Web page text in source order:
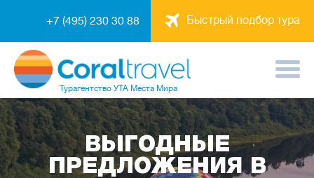
Быстрый подбор тура
+7 (495) 230 30 88
Турагентство УТА Места Мира
ВЫГОДНЫЕ
ПРЕДЛОЖЕНИЯ В